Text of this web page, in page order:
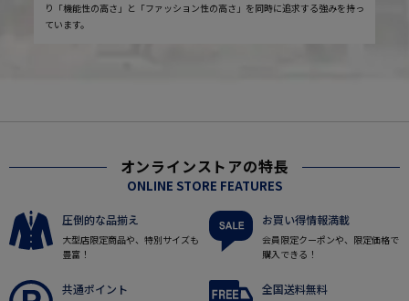
り「機能性の高さ」と「ファッション性の高さ」を同時に追求する強みを持っ
ています。
オンラインストアの特長
ONLINE STORE FEATURES
圧倒的な品揃え
大型店限定商品や、特別サイズも
豊富！
お買い得情報満載
会員限定クーポンや、限定価格で
購入できる！
共通ポイント 全国送料無料